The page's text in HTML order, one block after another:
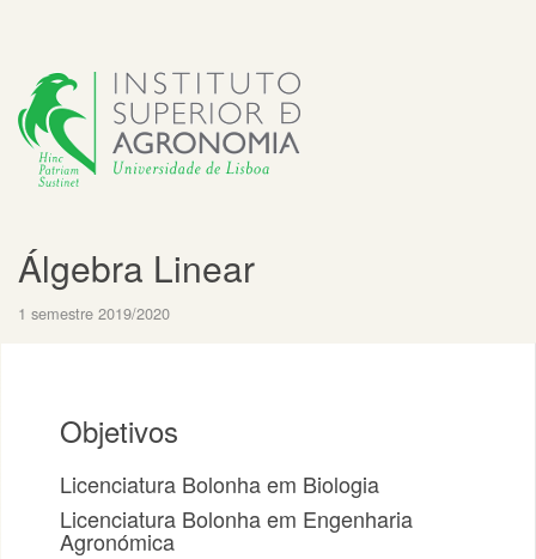
Álgebra Linear
1 semestre 2019/2020
Objetivos
Licenciatura Bolonha em Biologia
Licenciatura Bolonha em Engenharia
Agronómica